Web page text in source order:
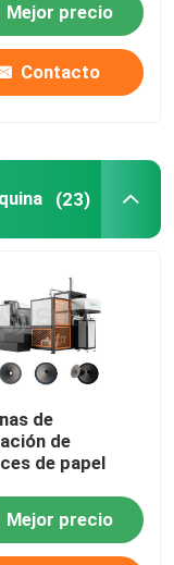
Mejor precio
Contacto
(23)
de
de
de papel
Mejor precio